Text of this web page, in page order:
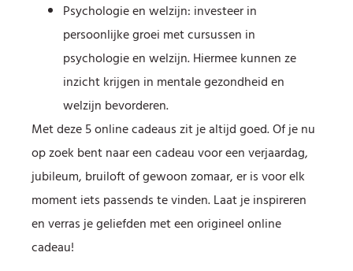
Psychologie en welzijn: investeer in
persoonlijke groei met cursussen in
psychologie en welzijn. Hiermee kunnen ze
inzicht krijgen in mentale gezondheid en
welzijn bevorderen.
Met deze 5 online cadeaus zit je altijd goed. Of je nu
op zoek bent naar een cadeau voor een verjaardag,
jubileum, bruiloft of gewoon zomaar, er is voor elk
moment iets passends te vinden. Laat je inspireren
en verras je geliefden met een origineel online
cadeau!